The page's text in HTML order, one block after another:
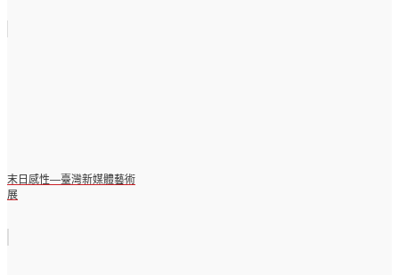
末日感性—臺灣新媒體藝術
展